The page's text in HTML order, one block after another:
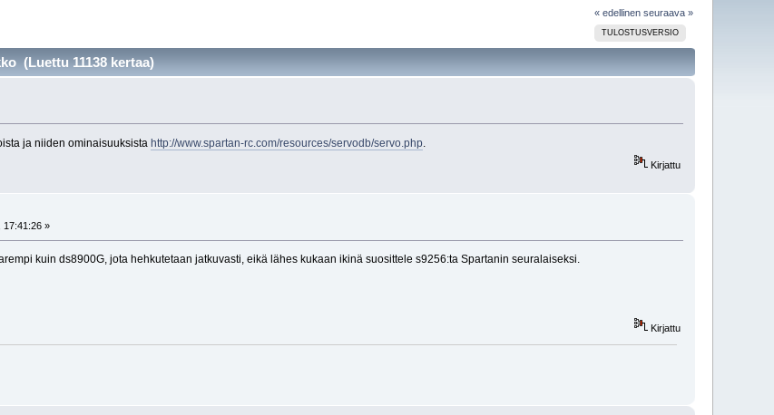
« edellinen seuraava »
TULOSTUSVERSIO
(Luettu 11138 kertaa)
ja niiden ominaisuuksista http://www.spartan-rc.com/resources/servodb/servo.php.
Kirjattu
17:41:26 »
kuin ds8900G, jota hehkutetaan jatkuvasti, eikä lähes kukaan ikinä suosittele s9256:ta Spartanin seuralaiseksi.
Kirjattu